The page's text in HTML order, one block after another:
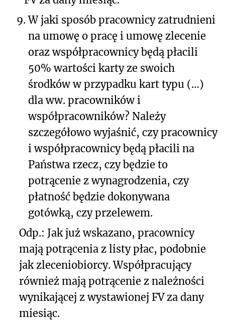
9. W jaki sposób pracownicy zatrudnieni
na umowę o pracę i umowę zlecenie
oraz współpracownicy będą płacili
50% wartości karty ze swoich
środków w przypadku kart typu (…)
dla ww. pracowników i
współpracowników? Należy
szczegółowo wyjaśnić, czy pracownicy
i współpracownicy będą płacili na
Państwa rzecz, czy będzie to
potrącenie z wynagrodzenia, czy
płatność będzie dokonywana
gotówką, czy przelewem.
Odp.: Jak już wskazano, pracownicy
mają potrącenia z listy płac, podobnie
jak zleceniobiorcy. Współpracujący
również mają potrącenie z należności
wynikającej z wystawionej FV za dany
miesiąc.